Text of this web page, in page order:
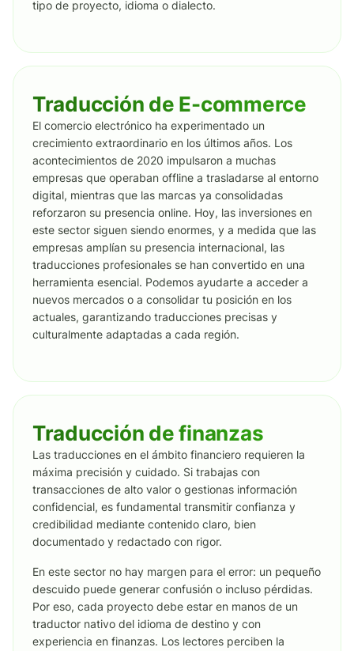
tipo de proyecto, idioma o dialecto.
Traducción de E-commerce
El comercio electrónico ha experimentado un
crecimiento extraordinario en los últimos años. Los
acontecimientos de 2020 impulsaron a muchas
empresas que operaban offline a trasladarse al entorno
digital, mientras que las marcas ya consolidadas
reforzaron su presencia online. Hoy, las inversiones en
este sector siguen siendo enormes, y a medida que las
empresas amplían su presencia internacional, las
traducciones profesionales se han convertido en una
herramienta esencial. Podemos ayudarte a acceder a
nuevos mercados o a consolidar tu posición en los
actuales, garantizando traducciones precisas y
culturalmente adaptadas a cada región.
Traducción de finanzas
Las traducciones en el ámbito financiero requieren la
máxima precisión y cuidado. Si trabajas con
transacciones de alto valor o gestionas información
confidencial, es fundamental transmitir confianza y
credibilidad mediante contenido claro, bien
documentado y redactado con rigor.
En este sector no hay margen para el error: un pequeño
descuido puede generar confusión o incluso pérdidas.
Por eso, cada proyecto debe estar en manos de un
traductor nativo del idioma de destino y con
experiencia en finanzas. Los lectores perciben la